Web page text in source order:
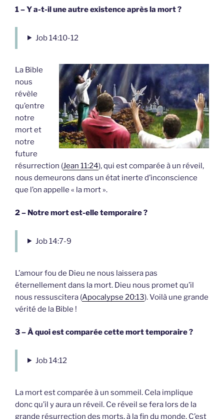
1 – Y a-t-il une autre existence après la mort ?
Job 14:10-12
La Bible
nous
révèle
qu’entre
notre
mort et
notre
future
résurrection (Jean 11:24), qui est comparée à un réveil,
nous demeurons dans un état inerte d’inconscience
que l’on appelle « la mort ».
2 – Notre mort est-elle temporaire ?
Job 14:7-9
L’amour fou de Dieu ne nous laissera pas
éternellement dans la mort. Dieu nous promet qu’il
nous ressuscitera (Apocalypse 20:13). Voilà une grande
vérité de la Bible !
3 – À quoi est comparée cette mort temporaire ?
Job 14:12
La mort est comparée à un sommeil. Cela implique
donc qu’il y aura un réveil. Ce réveil se fera lors de la
grande résurrection des morts, à la fin du monde. C’est